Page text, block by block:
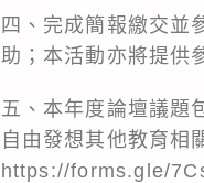
四、完成簡報繳交並
助；本活動亦將提供
五、本年度論壇議題
自由發想其他教育相
https://forms.gle/